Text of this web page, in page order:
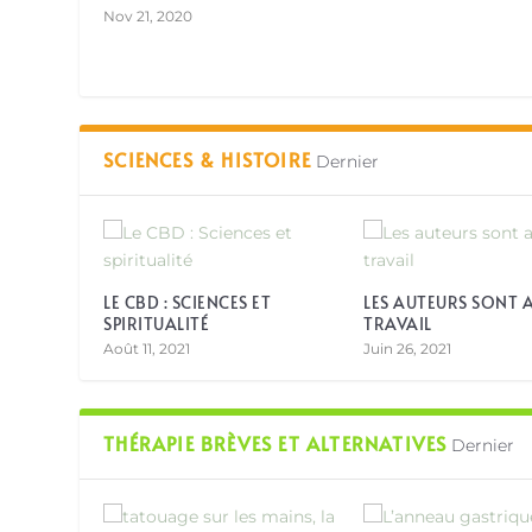
Nov 21, 2020
SCIENCES & HISTOIRE Dernier
LE CBD : SCIENCES ET
SPIRITUALITÉ
Août 11, 2021
LES AUTEURS SONT
TRAVAIL
Juin 26, 2021
THÉRAPIE BRÈVES ET ALTERNATIVES Dernier